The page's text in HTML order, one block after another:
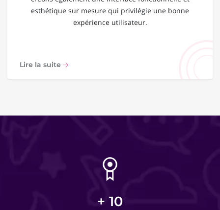
esthétique sur mesure qui privilégie une bonne
expérience utilisateur.
Lire la suite
+ 10